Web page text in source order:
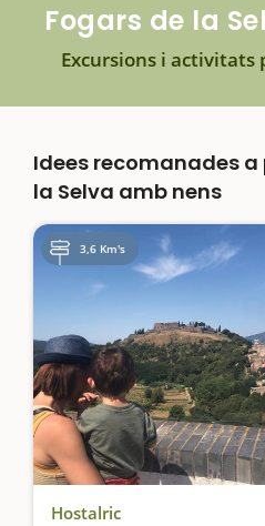
Fogars de la
Excursions i
Idees recomanades a
la Selva amb nens
3,6 Km's
Hostalric